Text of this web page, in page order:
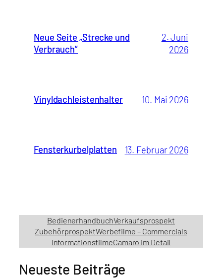
Neue Seite „Strecke und
Verbrauch“
2. Juni
2026
Vinyldachleistenhalter 10. Mai 2026
Fensterkurbelplatten 13. Februar 2026
BedienerhandbuchVerkaufsprospekt
ZubehörprospektWerbefilme – Commercials
InformationsfilmeCamaro im Detail
Neueste Beiträge